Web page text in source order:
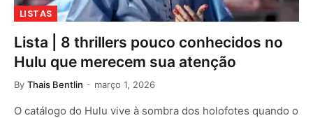
LISTAS
Lista | 8 thrillers pouco conhecidos no
Hulu que merecem sua atenção
By Thais Bentlin março 1, 2026
O catálogo do Hulu vive à sombra dos holofotes quando o